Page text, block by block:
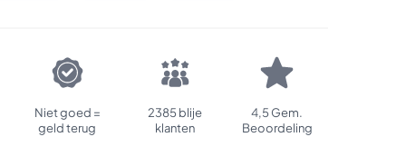
Niet goed =
geld terug
2385 blije
klanten
4,5 Gem.
Beoordeling